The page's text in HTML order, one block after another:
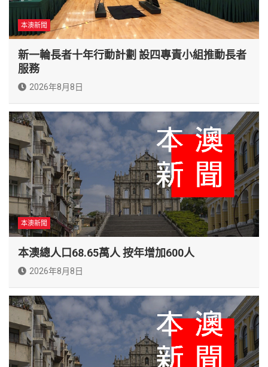
本澳新聞
新一輪長者十年行動計劃 設四專責小組推動長者
服務
2026年8月8日
本澳新聞
本澳總人口68.65萬人 按年增加600人
2026年8月8日